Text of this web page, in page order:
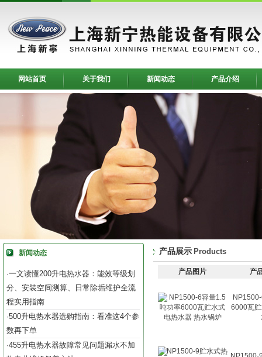
网站首页 关于我们 新闻动态 产品介绍
新闻动态
·一文读懂200升电热水器：能效等级划
分、安装空间测算、日常除垢维护全流
程实用指南
·500升电热水器选购指南：看准这4个参
数再下单
·455升电热水器故障常见问题漏水不加
产品展示 Products
产品图片 产
6000瓦